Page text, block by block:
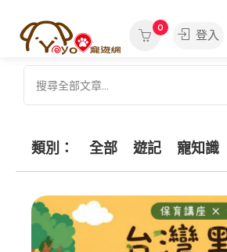
0
登入
類別： 全部 遊記 寵知識